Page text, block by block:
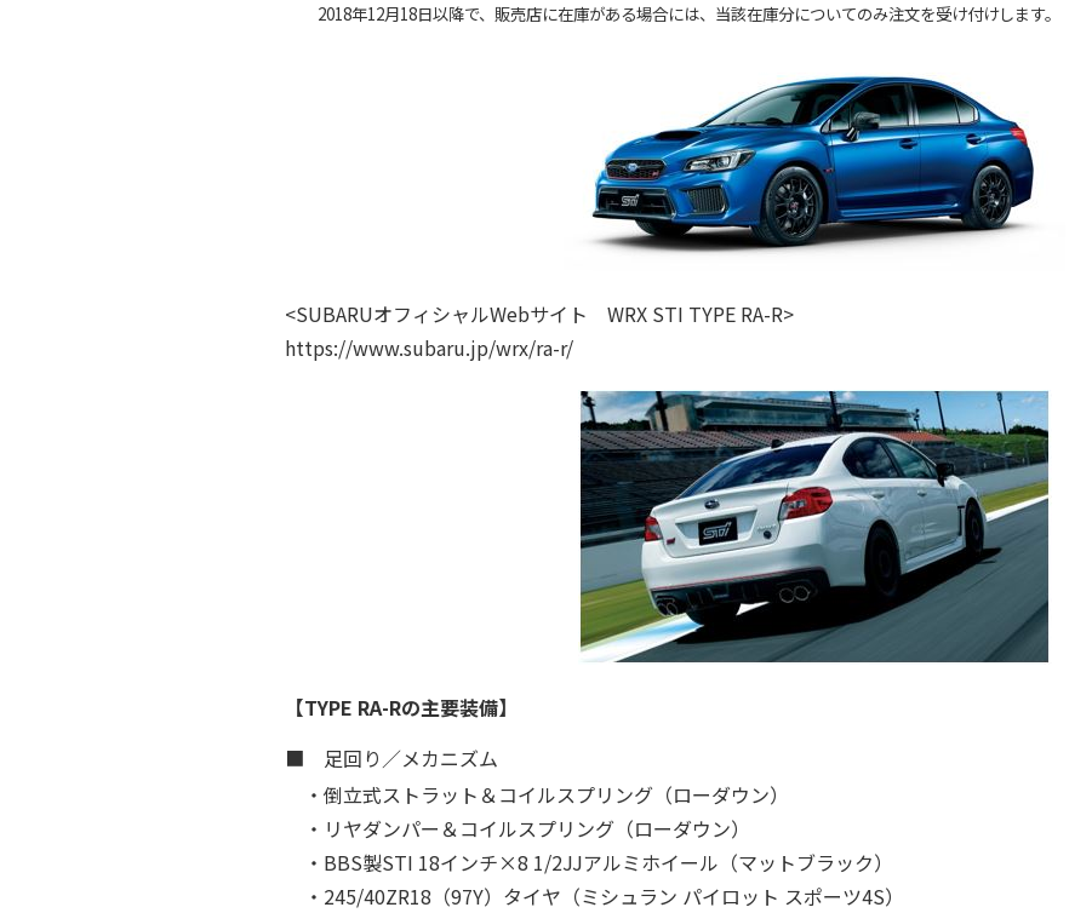
2018年12月18日以降で、販売店に在庫がある場合には、当該在庫分についてのみ注文を受け付けします。
<SUBARUオフィシャルWebサイト WRX STI TYPE RA-R>
https://www.subaru.jp/wrx/ra-r/
【TYPE RA-Rの主要装備】
■ 足回り／メカニズム
・倒立式ストラット＆コイルスプリング（ローダウン）
・リヤダンパー＆コイルスプリング（ローダウン）
・BBS製STI 18インチ×8 1/2JJアルミホイール（マットブラック）
・245/40ZR18（97Y）タイヤ（ミシュラン パイロット スポーツ4S）